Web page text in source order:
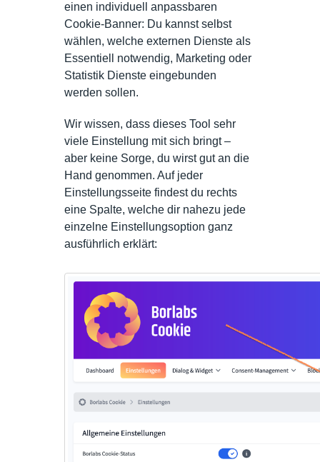
einen individuell anpassbaren
Cookie-Banner: Du kannst selbst
wählen, welche externen Dienste als
Essentiell notwendig, Marketing oder
Statistik Dienste eingebunden
werden sollen.
Wir wissen, dass dieses Tool sehr
viele Einstellung mit sich bringt –
aber keine Sorge, du wirst gut an die
Hand genommen. Auf jeder
Einstellungsseite findest du rechts
eine Spalte, welche dir nahezu jede
einzelne Einstellungsoption ganz
ausführlich erklärt: